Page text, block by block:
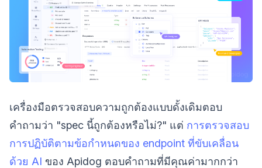
เครื่องมือตรวจสอบความถูกต้องแบบดั้งเดิมตอบ
คำถามว่า "spec นี้ถูกต้องหรือไม่?" แต่ การตรวจสอบ
การปฏิบัติตามข้อกำหนดของ endpoint ที่ขับเคลื่อน
ด้วย AI ของ Apidog ตอบคำถามที่มีคุณค่ามากกว่า